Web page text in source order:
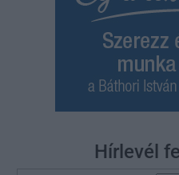
Hírlevél